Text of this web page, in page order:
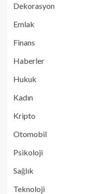
Dekorasyon
Emlak
Finans
Haberler
Hukuk
Kadın
Kripto
Otomobil
Psikoloji
Sağlık
Teknoloji